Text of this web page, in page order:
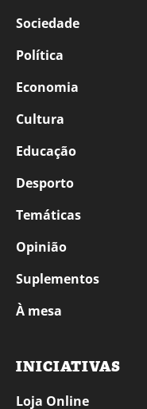
Sociedade
Política
Economia
Cultura
Educação
Desporto
Temáticas
Opinião
Suplementos
À mesa
INICIATIVAS
Loja Online